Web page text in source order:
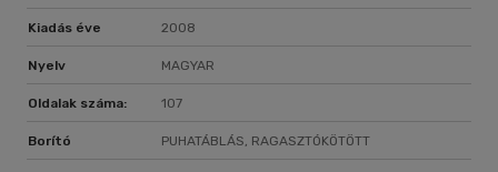
Kiadás éve 2008
Nyelv MAGYAR
Oldalak száma: 107
Borító PUHATÁBLÁS, RAGASZTÓKÖTÖTT